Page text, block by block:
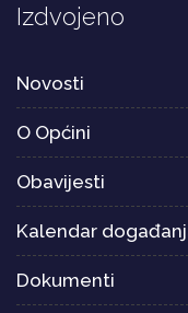
Izdvojeno
Novosti
O Općini
Obavijesti
Kalendar
Dokumenti